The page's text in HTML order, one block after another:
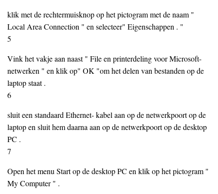
klik met de rechtermuisknop op het pictogram met de naam "
Local Area Connection " en selecteer" Eigenschappen . "
5
Vink het vakje aan naast " File en printerdeling voor Microsoft-
netwerken " en klik op" OK "om het delen van bestanden op de
laptop staat .
6
sluit een standaard Ethernet- kabel aan op de netwerkpoort op de
laptop en sluit hem daarna aan op de netwerkpoort op de desktop
PC .
7
Open het menu Start op de desktop PC en klik op het pictogram "
My Computer " .